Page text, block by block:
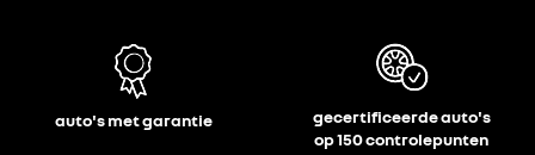
auto's met garantie
gecertificeerde auto's
op 150 controlepunten